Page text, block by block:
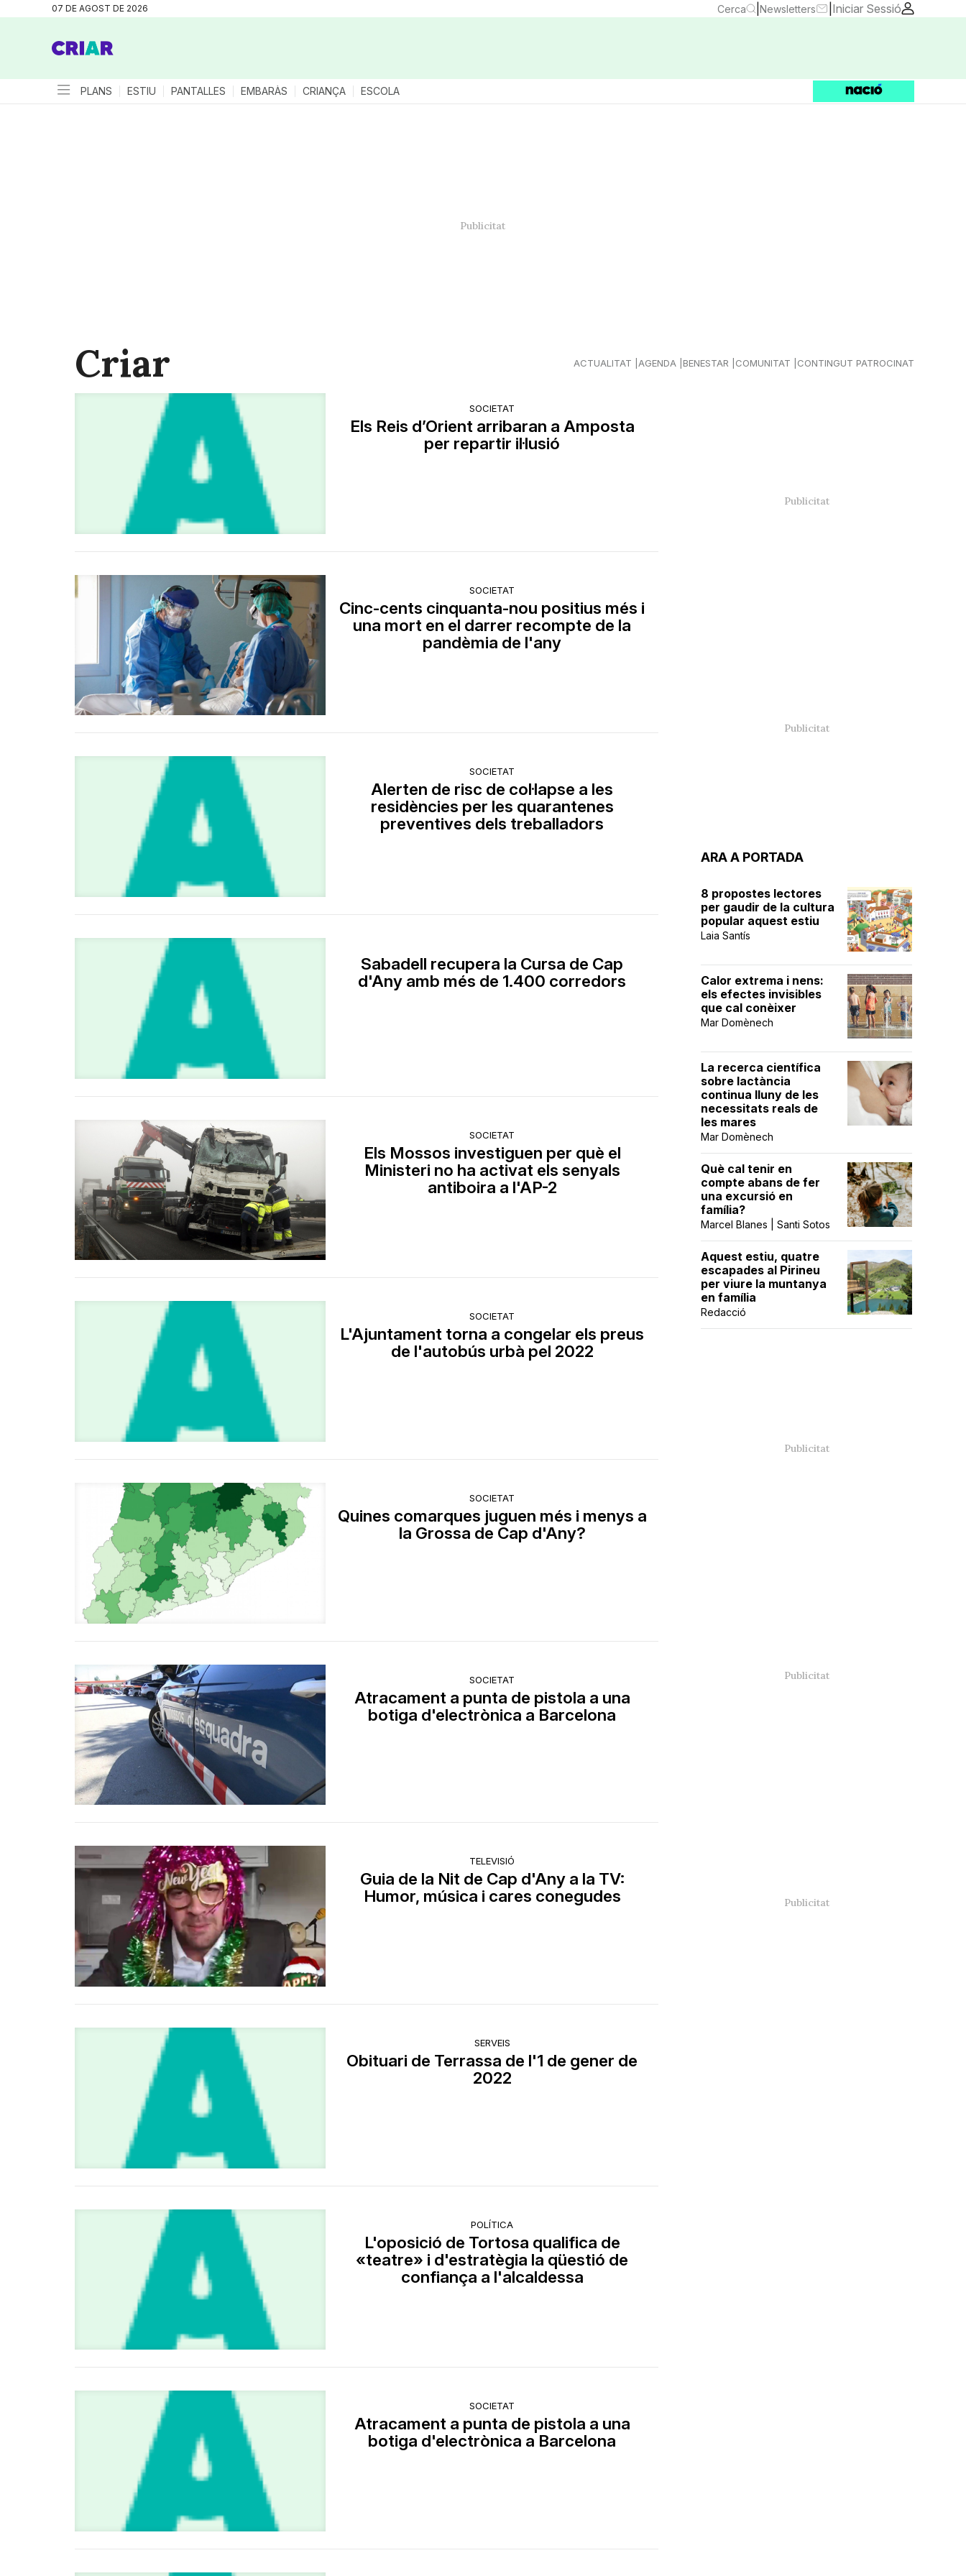
07 DE AGOST DE 2026 Cerca Newsletters Iniciar Sessió
PLANS ESTIU PANTALLES EMBARÀS CRIANÇA ESCOLA
Criar ACTUALITAT AGENDA BENESTAR COMUNITAT CONTINGUT PATROCINAT
SOCIETAT
Els Reis d’Orient arribaran a Amposta
per repartir il·lusió
SOCIETAT
Cinc-cents cinquanta-nou positius més i
una mort en el darrer recompte de la
pandèmia de l'any
SOCIETAT
Alerten de risc de col·lapse a les
residències per les quarantenes
preventives dels treballadors
Sabadell recupera la Cursa de Cap
d'Any amb més de 1.400 corredors
SOCIETAT
Els Mossos investiguen per què el
Ministeri no ha activat els senyals
antiboira a l'AP-2
SOCIETAT
L'Ajuntament torna a congelar els preus
de l'autobús urbà pel 2022
SOCIETAT
Quines comarques juguen més i menys a
la Grossa de Cap d'Any?
SOCIETAT
Atracament a punta de pistola a una
botiga d'electrònica a Barcelona
TELEVISIÓ
Guia de la Nit de Cap d'Any a la TV:
Humor, música i cares conegudes
SERVEIS
Obituari de Terrassa de l'1 de gener de
2022
POLÍTICA
L'oposició de Tortosa qualifica de
«teatre» i d'estratègia la qüestió de
confiança a l'alcaldessa
SOCIETAT
Atracament a punta de pistola a una
botiga d'electrònica a Barcelona
ARA A PORTADA
8 propostes lectores
per gaudir de la cultura
popular aquest estiu
Laia Santís
Calor extrema i nens:
els efectes invisibles
que cal conèixer
Mar Domènech
La recerca científica
sobre lactància
continua lluny de les
necessitats reals de
les mares
Mar Domènech
Què cal tenir en
compte abans de fer
una excursió en
família?
Marcel Blanes | Santi Sotos
Aquest estiu, quatre
escapades al Pirineu
per viure la muntanya
en família
Redacció